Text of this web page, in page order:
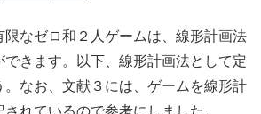
なゼロ和２人ゲームは、線形計画法
できます。以下、線形計画法として定
。なお、文献３には、ゲームを線形計